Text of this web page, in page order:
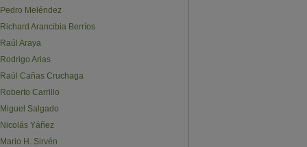
Pedro Meléndez
Richard Arancibia Berríos
Raúl Araya
Rodrigo Arias
Raúl Cañas Cruchaga
Roberto Carrillo
Miguel Salgado
Nicolás Yáñez
Mario H. Sirvén